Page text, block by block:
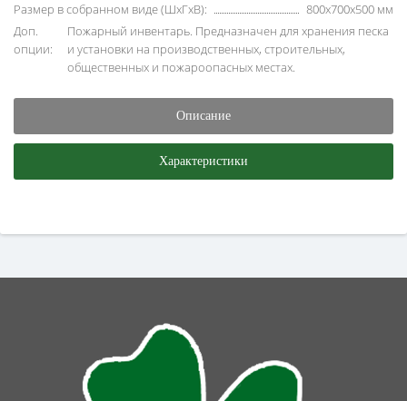
Размер в собранном виде (ШхГхВ):
800х700х500 мм
Доп.
опции:
Пожарный инвентарь. Предназначен для хранения песка
и установки на производственных, строительных,
общественных и пожароопасных местах.
Описание
Характеристики